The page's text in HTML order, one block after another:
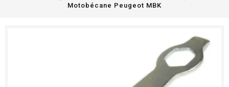
Motobécane Peugeot MBK